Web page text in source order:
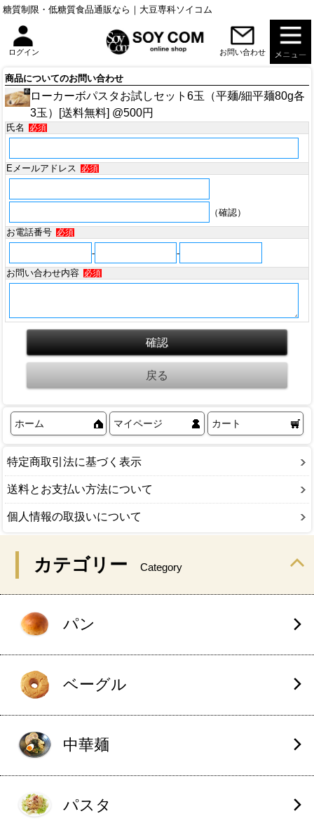
糖質制限・低糖質食品通販なら｜大豆専科ソイコム
ログイン お問い合わせ
商品についてのお問い合わせ
ローカーボパスタお試しセット6玉（平麺/細平麺80g各
3玉）[送料無料] @500円
氏名 必須
Eメールアドレス 必須
（確認）
お電話番号
必須
-
-
お問い合わせ内容
必須
ホーム マイページ カート
特定商取引法に基づく表示
送料とお支払い方法について
個人情報の取扱いについて
カテゴリー Category
パン
ベーグル
中華麺
パスタ